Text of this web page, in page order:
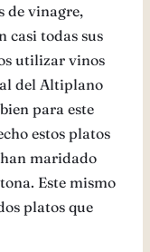
de vinagre,
casi todas sus
utilizar vinos
del Altiplano
para este
estos platos
maridado
Este mismo
platos que